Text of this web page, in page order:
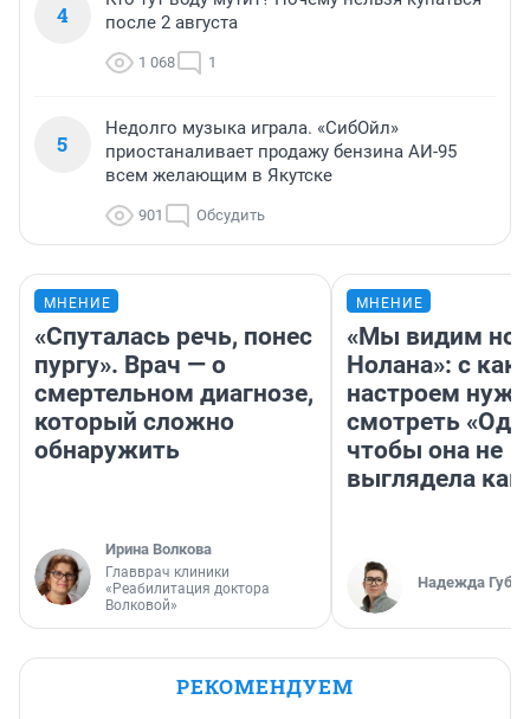
4
после 2 августа
1 068 1
5
Недолго музыка играла. «СибОйл»
приостаналивает продажу бензина АИ-95
всем желающим в Якутске
901 Обсудить
МНЕНИЕ
«Спуталась речь, понес
пургу». Врач — о
смертельном диагнозе,
который сложно
обнаружить
Ирина Волкова
Главврач клиники
«Реабилитация доктора
Волковой»
МНЕНИЕ
«Мы видим
Нолана»: с
настроем
смотреть
чтобы она не
выглядела как
Надежда
РЕКОМЕНДУЕМ